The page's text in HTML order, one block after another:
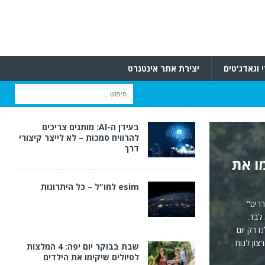
וגאדג'טים יצירת אתר אינטנרט
היא
בעידן ה-AI: מותגים צריכים
להרוויח סמכות – לא לייצר קיצורי
דרך
esim לחו"ל – כל היתרונות
שבת בבוקר יום יפה: 4 המלצות
לטיולים שיקימו את הילדים